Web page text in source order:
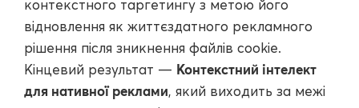
контекстного таргетингу з метою його
відновлення як життєздатного рекламного
рішення після зникнення файлів cookie.
Кінцевий результат — Контекстний інтелект
для нативної реклами, який виходить за межі